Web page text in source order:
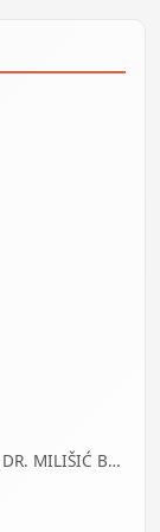
Z.U. Specijalistička Pedijatrijska Ambulanta DR. MILIŠIĆ Banja Luka